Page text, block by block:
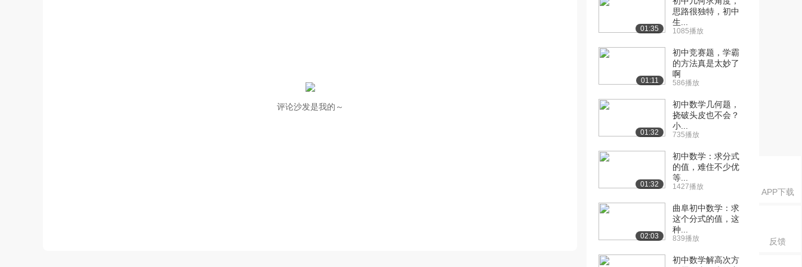
APP下载
反馈
评论沙发是我的～
01:35
思路很独特，初中
生...
1085播放
01:11
初中竞赛题，学霸
的方法真是太妙了
啊
586播放
01:32
初中数学几何题，
挠破头皮也不会？
小...
735播放
01:32
初中数学：求分式
的值，难住不少优
等...
1427播放
02:03
曲阜初中数学：求
这个分式的值，这
种...
839播放
初中数学解高次方